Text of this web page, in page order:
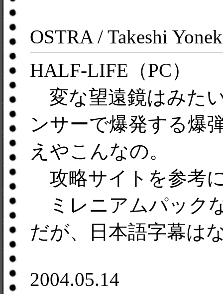
OSTRA / Takeshi
HALF-LIFE（PC）
変な望遠鏡はみた
ンサーで爆発する爆
えやこんなの。
攻略サイトを参考
ミレニアムパック
だが、日本語字幕は
2004.05.14